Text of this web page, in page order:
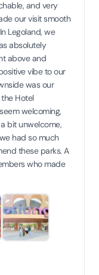
and very
our visit smooth
Legoland, we
absolutely
above and
vibe to our
was our
Hotel
welcoming,
bit unwelcome,
had so much
these parks. A
who made